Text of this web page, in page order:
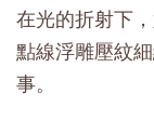
在光的折射下
點線浮雕壓紋
事。